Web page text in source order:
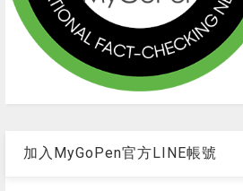
加入MyGoPen官方LINE帳號